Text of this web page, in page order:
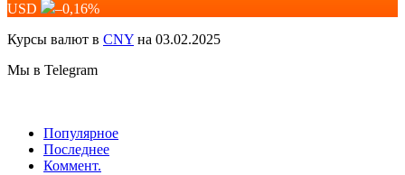
USD
–0,16%
Курсы валют в CNY на 03.02.2025
Мы в Telegram
Популярное
Последнее
Коммент.